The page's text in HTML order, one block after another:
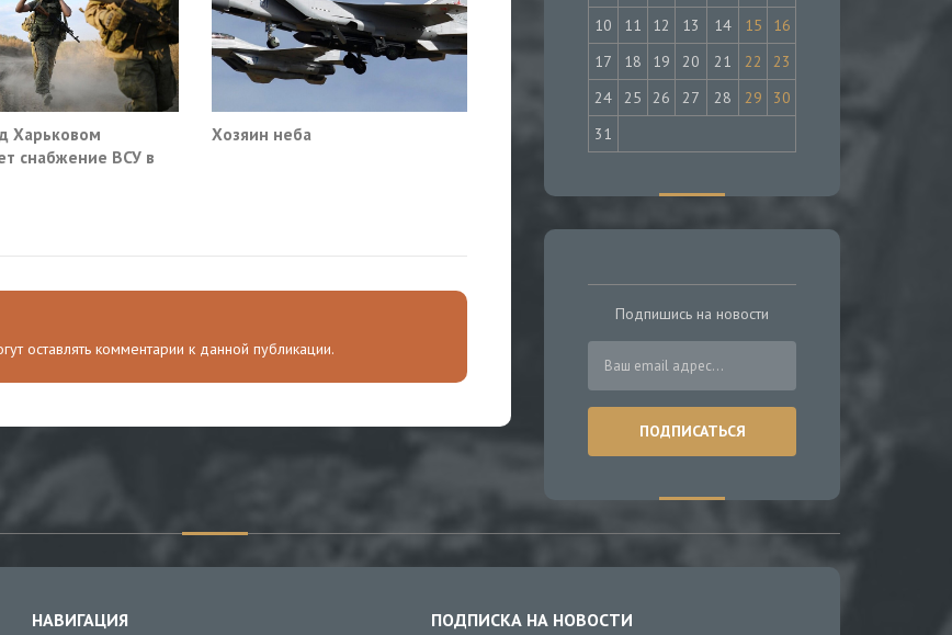
Харьковом
снабжение ВСУ в
Хозяин неба
оставлять комментарии к данной публикации.
10
11 12 13 14 15
16
17
18 19 20 21 22
23
24
25 26 27 28 29
30
31
Подпишись на новости
НАВИГАЦИЯ ПОДПИСКА НА НОВОСТИ